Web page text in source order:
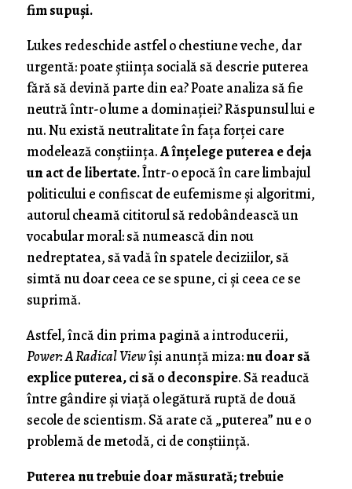
fim supuşi.
Lukes redeschide astfel o chestiune veche, dar
urgentă: poate știința socială să descrie puterea
fără să devină parte din ea? Poate analiza să fie
neutră într-o lume a dominației? Răspunsul lui e
nu. Nu există neutralitate în fața forței care
modelează conștiința.A înțelege puterea e deja
un act de libertate.Într-o epocă în care limbajul
politicului e confiscat de eufemisme și algoritmi,
autorul cheamă cititorul să redobândească un
vocabular moral: să numească din nou
nedreptatea, să vadă în spatele deciziilor, să
simtă nu doar ceea ce se spune, ci și ceea ce se
suprimă.
Astfel, încă din prima pagină a introducerii,
Power: A Radical Viewîși anunță miza:nu doar să
explice puterea, ci să o deconspire. Să readucă
între gândire și viață o legătură ruptă de două
secole de scientism. Să arate că „puterea” nu e o
problemă de metodă, ci de conștiință.
Puterea nu trebuie doar măsurată; trebuie